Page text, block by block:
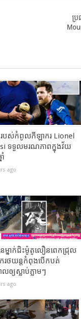
ប្រ
បស់កំពូលកីឡាករ Lionel
ទទួលមរណភាពក្នុងវ័យ
ago
ម្នាក់ជិះម៉ូតូលឿនពេកជ្រុល
រថយន្តកំពុងបើកបត់
ឲ្យស្លាប់ភ្លាមៗ
ago